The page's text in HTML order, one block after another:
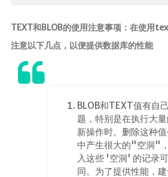
TEXT和BLOB的使用注意事项：在使用
注意以下几点，以便提供数据库的性能
BLOB和TEXT值有自
题，特别是在执行大
新操作时。删除这种
中产生很大的"空洞"
入这些 '空洞' 的记录
同。为了提供性能，